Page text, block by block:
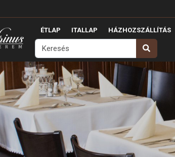
ÉTLAP ITALLAP HÁZHOZSZÁLLÍTÁS